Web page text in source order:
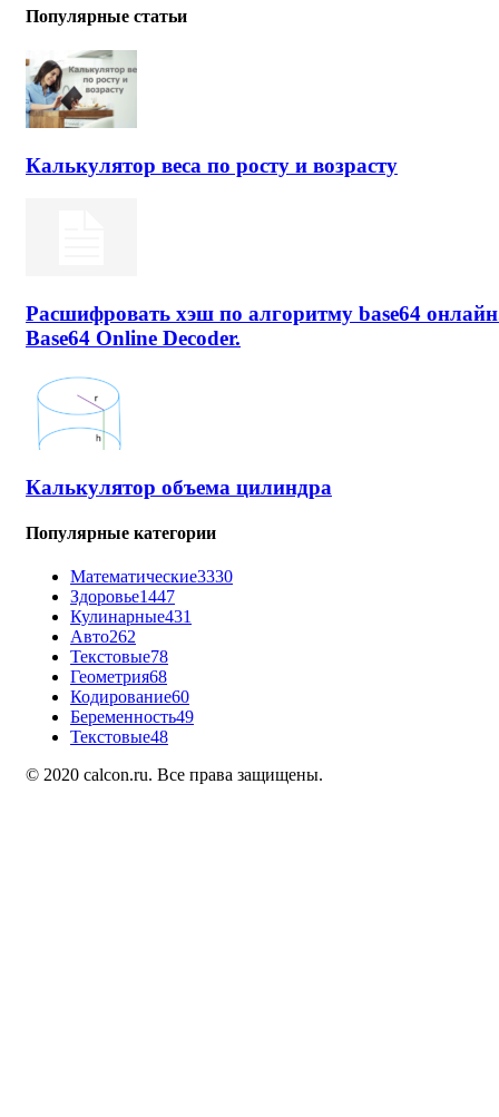
Популярные статьи
Калькулятор веса по росту и возрасту
Расшифровать хэш по алгоритму base64
Base64 Online Decoder.
Калькулятор объема цилиндра
Популярные категории
Математические3330
Здоровье1447
Кулинарные431
Авто262
Текстовые78
Геометрия68
Кодирование60
Беременность49
Текстовые48
© 2020 calcon.ru. Все права защищены.